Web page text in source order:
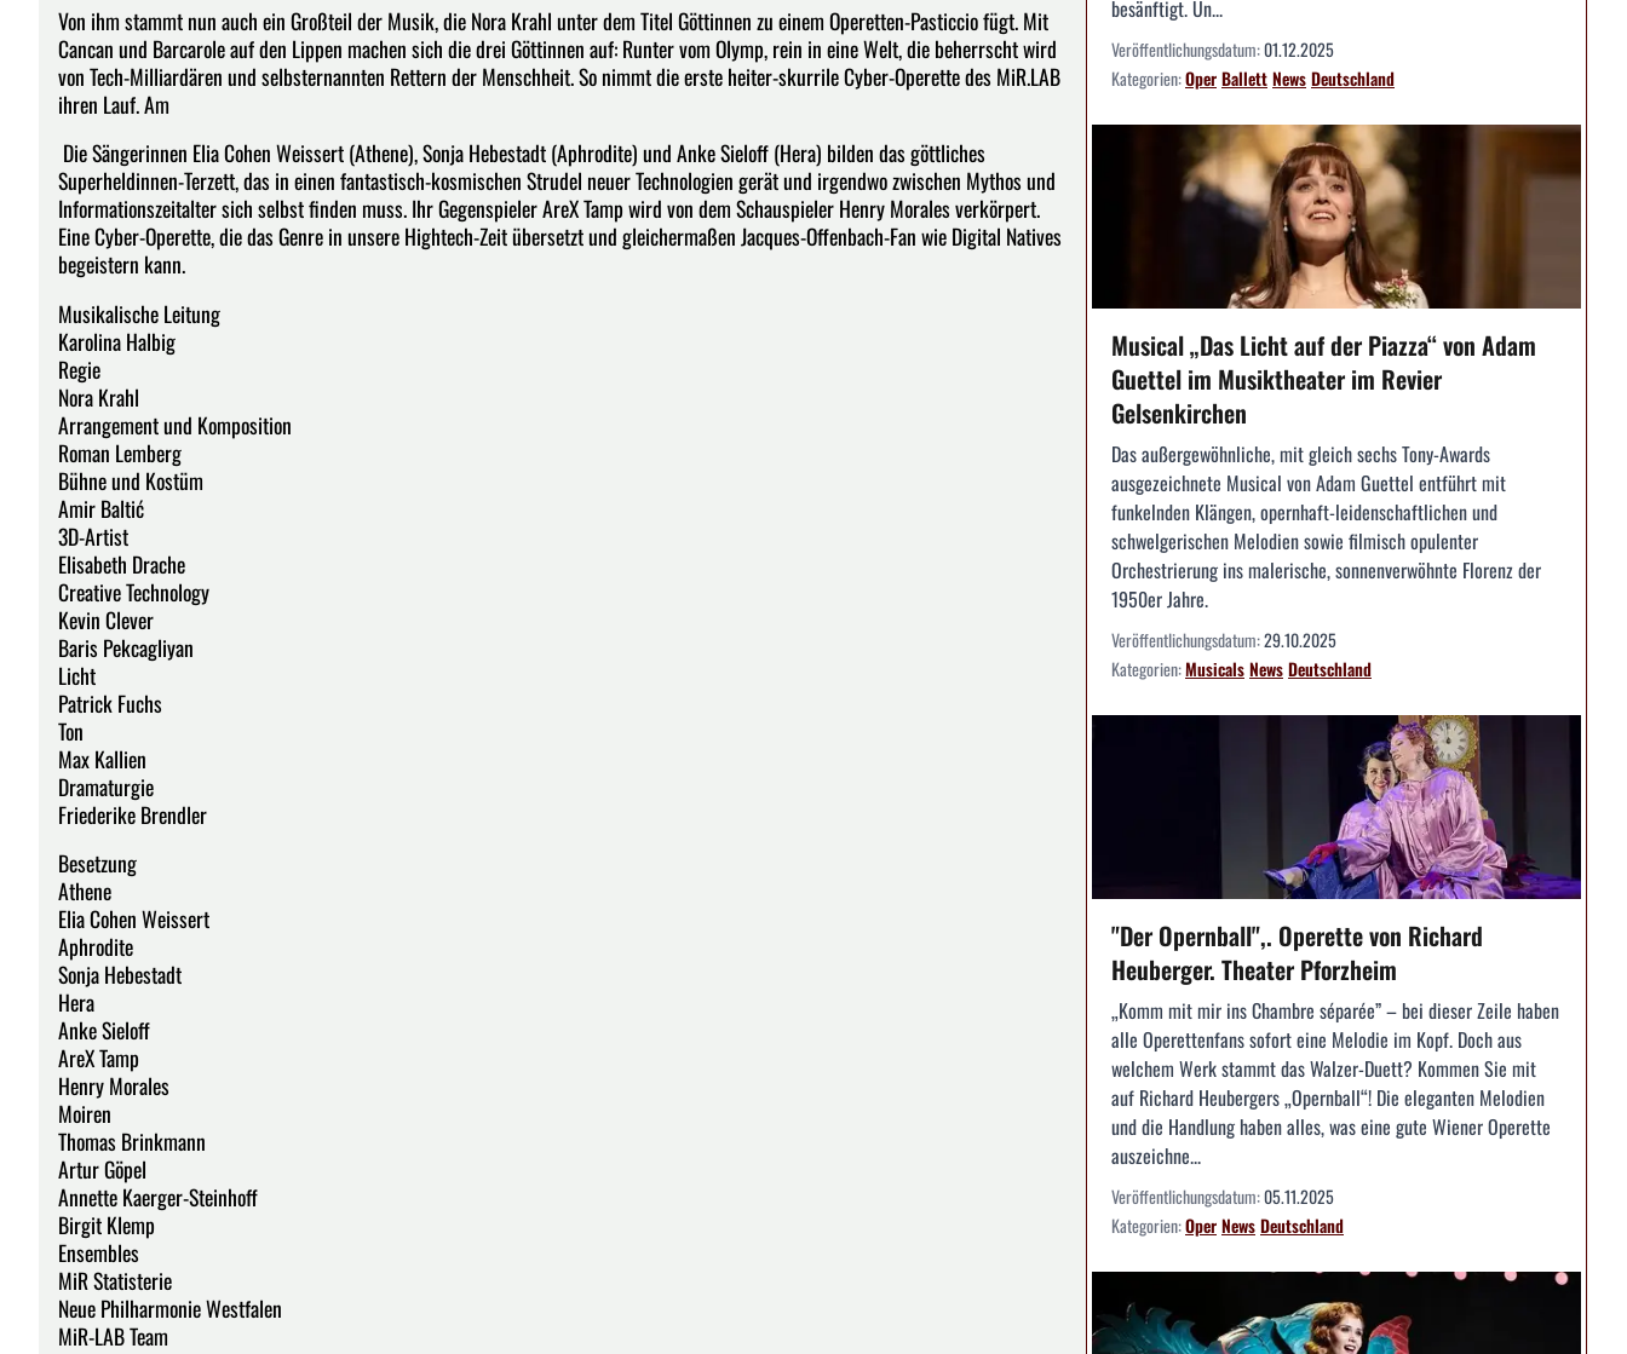
Von ihm stammt nun auch ein Großteil der Musik, die Nora Krahl unter dem Titel Göttinnen zu einem Operetten-Pasticcio fügt. Mit
Cancan und Barcarole auf den Lippen machen sich die drei Göttinnen auf: Runter vom Olymp, rein in eine Welt, die beherrscht wird
von Tech-Milliardären und selbsternannten Rettern der Menschheit. So nimmt die erste heiter-skurrile Cyber-Operette des MiR.LAB
ihren Lauf. Am
Die Sängerinnen Elia Cohen Weissert (Athene), Sonja Hebestadt (Aphrodite) und Anke Sieloff (Hera) bilden das göttliches
Superheldinnen-Terzett, das in einen fantastisch-kosmischen Strudel neuer Technologien gerät und irgendwo zwischen Mythos und
Informationszeitalter sich selbst finden muss. Ihr Gegenspieler AreX Tamp wird von dem Schauspieler Henry Morales verkörpert.
Eine Cyber-Operette, die das Genre in unsere Hightech-Zeit übersetzt und gleichermaßen Jacques-Offenbach-Fan wie Digital Natives
begeistern kann.
Musikalische Leitung
Karolina Halbig
Regie
Nora Krahl
Arrangement und Komposition
Roman Lemberg
Bühne und Kostüm
Amir Baltić
3D-Artist
Elisabeth Drache
Creative Technology
Kevin Clever
Baris Pekcagliyan
Licht
Patrick Fuchs
Ton
Max Kallien
Dramaturgie
Friederike Brendler
Besetzung
Athene
Elia Cohen Weissert
Aphrodite
Sonja Hebestadt
Hera
Anke Sieloff
AreX Tamp
Henry Morales
Moiren
Thomas Brinkmann
Artur Göpel
Annette Kaerger-Steinhoff
Birgit Klemp
Ensembles
MiR Statisterie
Neue Philharmonie Westfalen
MiR-LAB Team
besänftigt. Un...
Veröffentlichungsdatum:01.12.2025
Kategorien:OperBallettNewsDeutschland
Musical „Das Licht auf der Piazza“ von Adam
Guettel im Musiktheater im Revier
Gelsenkirchen
Das außergewöhnliche, mit gleich sechs Tony-Awards
ausgezeichnete Musical von Adam Guettel entführt mit
funkelnden Klängen, opernhaft-leidenschaftlichen und
schwelgerischen Melodien sowie filmisch opulenter
Orchestrierung ins malerische, sonnenverwöhnte Florenz der
1950er Jahre.
Veröffentlichungsdatum:29.10.2025
Kategorien:MusicalsNewsDeutschland
"Der Opernball",. Operette von Richard
Heuberger. Theater Pforzheim
„Komm mit mir ins Chambre séparée” – bei dieser Zeile haben
alle Operetten­fans sofort eine Melodie im Kopf. Doch aus
welchem Werk stammt das Walzer-Duett? Kommen Sie mit
auf Richard Heubergers „Opernball“! Die eleganten Melodien
und die Handlung haben alles, was eine gute Wiener Operette
auszeichne...
Veröffentlichungsdatum:05.11.2025
Kategorien:OperNewsDeutschland